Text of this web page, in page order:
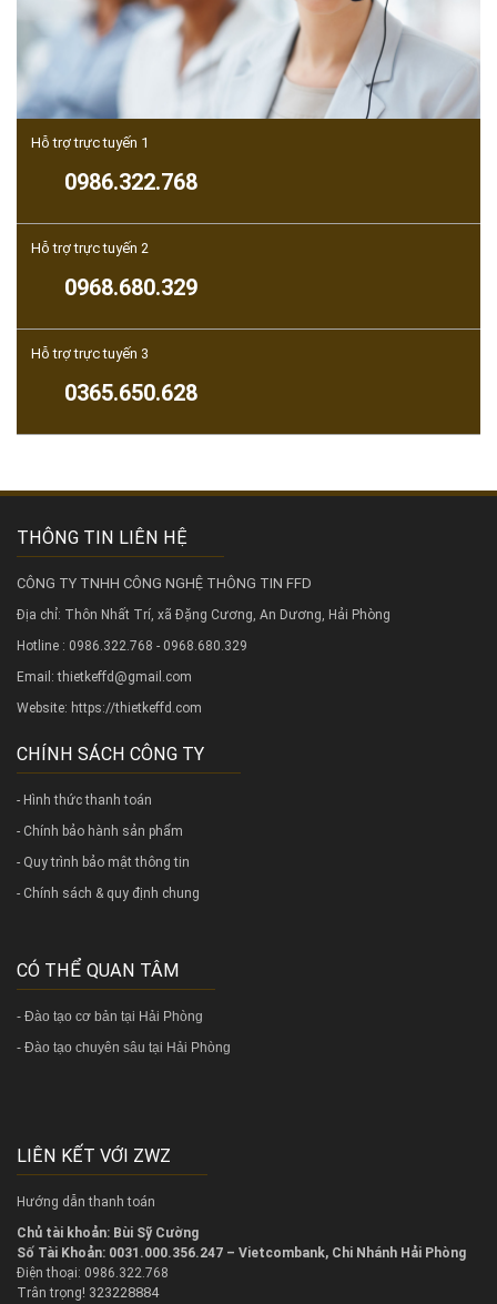
Hỗ trợ trực tuyến 1
0986.322.768
Hỗ trợ trực tuyến 2
0968.680.329
Hỗ trợ trực tuyến 3
0365.650.628
THÔNG TIN LIÊN HỆ
CÔNG TY TNHH CÔNG NGHỆ THÔNG TIN FFD
Địa chỉ: Thôn Nhất Trí, xã Đặng Cương, An Dương, Hải Phòng
Hotline : 0986.322.768 - 0968.680.329
Email: thietkeffd@gmail.com
Website: https://thietkeffd.com
CHÍNH SÁCH CÔNG TY
- Hình thức thanh toán
- Chính bảo hành sản phẩm
- Quy trình bảo mật thông tin
- Chính sách & quy định chung
CÓ THỂ QUAN TÂM
- Đào tạo cơ bản tại Hải Phòng
- Đào tạo chuyên sâu tại Hải Phòng
LIÊN KẾT VỚI ZWZ
Hướng dẫn thanh toán
Chủ tài khoản: Bùi Sỹ Cường
Số Tài Khoản: 0031.000.356.247 – Vietcombank, Chi Nhánh Hải Phòng
Điện thoại: 0986.322.768
Trân trọng! 323228884